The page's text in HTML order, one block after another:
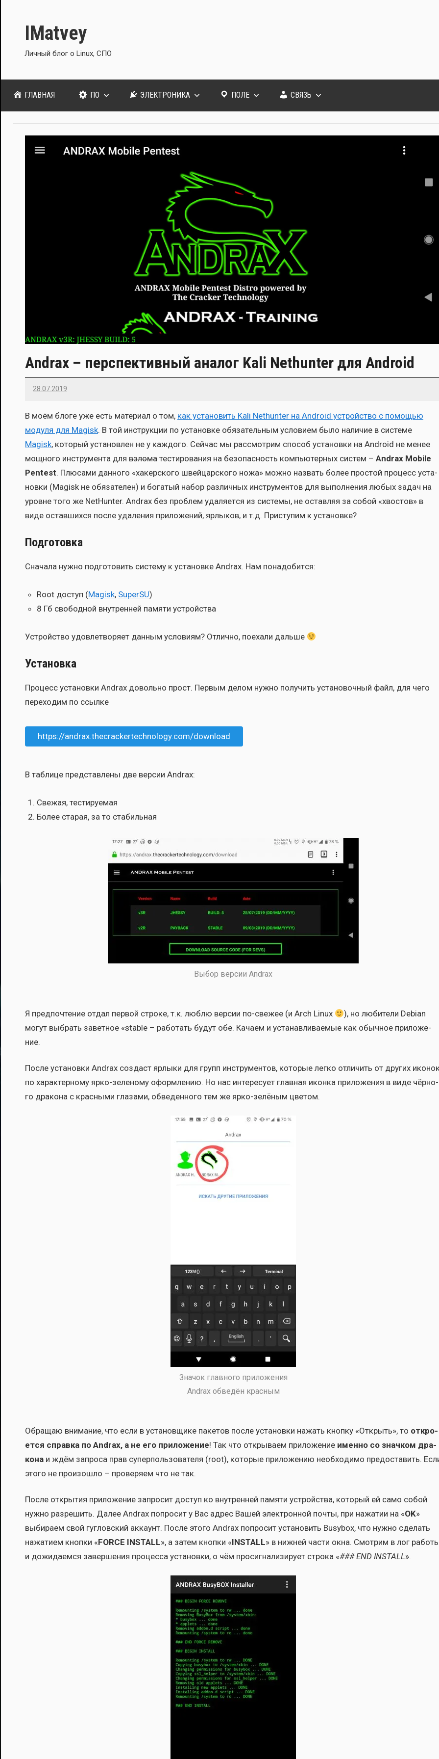
содержимому
IMatvey
Личный блог о Linux, СПО
ГЛАВНАЯ ПО ЭЛЕКТРОНИКА ПОЛЕ СВЯЗЬ
Andrax – перспективный аналог Kali Nethunter для Android
28.07.2019
В моём бло­ге уже есть мате­ри­ал о том, как уста­но­вить Kali Nethunter на Android устрой­ство с помо­щью
моду­ля для Magisk. В той инструк­ции по уста­нов­ке обя­за­тель­ным усло­ви­ем было нали­чие в систе­ме
Magisk, кото­рый уста­нов­лен не у каж­до­го. Сей­час мы рас­смот­рим спо­соб уста­нов­ки на Android не менее
мощ­но­го инстру­мен­та для взло­ма тести­ро­ва­ния на без­опас­ность ком­пью­тер­ных систем – Andrax Mobile
Pentest. Плю­са­ми дан­но­го «хакер­ско­го швей­цар­ско­го ножа» мож­но назвать более про­стой про­цесс уста­
нов­ки (Magisk не обя­за­те­лен) и бога­тый набор раз­лич­ных инстру­мен­тов для выпол­не­ния любых задач на
уровне того же NetHunter. Andrax без про­блем уда­ля­ет­ся из систе­мы, не остав­ляя за собой «хво­стов» в
виде остав­ших­ся после уда­ле­ния при­ло­же­ний, ярлы­ков, и т.д. При­сту­пим к уста­нов­ке?
Подготовка
Сна­ча­ла нуж­но под­го­то­вить систе­му к уста­нов­ке Andrax. Нам пона­до­бит­ся:
Root доступ (Magisk, SuperSU)
8 Гб сво­бод­ной внут­рен­ней памя­ти устрой­ства
Устрой­ство удо­вле­тво­ря­ет дан­ным усло­ви­ям? Отлич­но, поеха­ли даль­ше
Установка
Про­цесс уста­нов­ки Andrax доволь­но прост. Пер­вым делом нуж­но полу­чить уста­но­воч­ный файл, для чего
пере­хо­дим по ссыл­ке
https://andrax.thecrackertechnology.com/download
В таб­ли­це пред­став­ле­ны две вер­сии Andrax:
Све­жая, тести­ру­е­мая
Более ста­рая, за то ста­биль­ная
Выбор вер­сии Andrax
Я пред­по­чте­ние отдал пер­вой стро­ке, т.к. люб­лю вер­сии по-све­жее (и Arch Linux
), но люби­те­ли Debian
могут выбрать завет­ное «stable – рабо­тать будут обе. Кача­ем и уста­нав­ли­ва­е­мые как обыч­ное при­ло­же­
ние.
После уста­нов­ки Andrax создаст ярлы­ки для групп инстру­мен­тов, кото­рые лег­ко отли­чить от дру­гих
по харак­тер­но­му ярко-зеле­но­му оформ­ле­нию. Но нас инте­ре­су­ет глав­ная икон­ка при­ло­же­ния в виде чёр­но­
го дра­ко­на с крас­ны­ми гла­за­ми, обве­ден­но­го тем же ярко-зелё­ным цве­том.
Зна­чок глав­но­го при­ло­же­ния
Andrax обве­дён крас­ным
Обра­щаю вни­ма­ние, что если в уста­нов­щи­ке паке­тов после уста­нов­ки нажать кноп­ку «Открыть», то откро­
ет­ся справ­ка по Andrax, а не его при­ло­же­ние! Так что откры­ва­ем при­ло­же­ние имен­но со знач­ком дра­
ко­на и ждём запро­са прав супер­поль­зо­ва­те­ля (root), кото­рые при­ло­же­нию необ­хо­ди­мо предо­ста­вить.
это­го не про­изо­шло – про­ве­ря­ем что не так.
После откры­тия при­ло­же­ние запро­сит доступ ко внут­рен­ней памя­ти устрой­ства, кото­рый ей само собой
нуж­но раз­ре­шить. Далее Andrax попро­сит у Вас адрес Вашей элек­трон­ной почты, при нажа­тии на «OK»
выби­ра­ем свой гуг­лов­ский акка­унт. После это­го Andrax попро­сит уста­но­вить Busybox, что нуж­но сде­лать
нажа­ти­ем кноп­ки «FORCE INSTALL», а затем кноп­ки «INSTALL» в ниж­ней части окна. Смот­рим в лог
и дожи­да­ем­ся завер­ше­ния про­цес­са уста­нов­ки, о чём про­сиг­на­ли­зи­ру­ет стро­ка «### END INSTALL».